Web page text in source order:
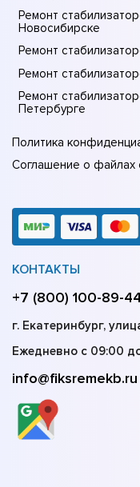
Ремонт
Новосибирске
Ремонт
Ремонт
Ремонт
Петербурге
Политика
Соглашение о файлах
КОНТАКТЫ
+7 (800) 100-89-44
г. Екатеринбург,
Ежедневно с 09:00
info@fiksremekb.ru